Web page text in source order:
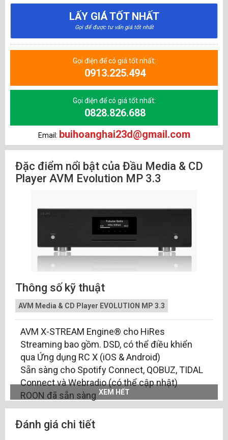
LẤY GIÁ TỐT NHẤT
Gọi để được tư vấn giá tốt nhất
Gọi điện để có giá tốt nhất:
0913.225.494
Gọi điện để có giá tốt nhất:
0828.826.688
Email: buihoanghai23d@gmail.com
Đặc điểm nổi bật của Đầu Media & CD
Player AVM Evolution MP 3.3
Thông số kỹ thuật
AVM Media & CD Player EVOLUTION MP 3.3
AVM X-STREAM Engine® cho HiRes
Streaming bao gồm. DSD, có thể điều khiển
qua Ứng dụng RC X (iOS & Android)
Sẵn sàng cho Spotify Connect, QOBUZ, TIDAL
Connect và Webradio (có thể cập nhật)
ROON đã sẵn sàng
Bluetooth 5.0
Apple AirPlay
Đầu vào HDMI (ARC)
XEM HẾT
Đánh giá chi tiết